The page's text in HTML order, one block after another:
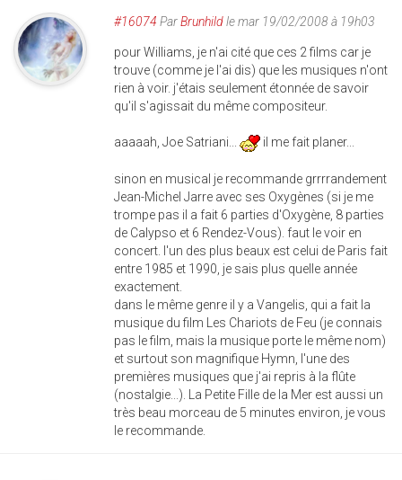
#16074 ParBrunhildle mar 19/02/2008 à 19h03
pour Williams, je n'ai cité que ces 2 films car je
trouve (comme je l'ai dis) que les musiques n'ont
rien à voir. j'étais seulement étonnée de savoir
qu'il s'agissait du même compositeur.
aaaaah, Joe Satriani... il me fait planer...
sinon en musical je recommande grrrrandement
Jean-Michel Jarre avec ses Oxygènes (si je me
trompe pas il a fait 6 parties d'Oxygène, 8 parties
de Calypso et 6 Rendez-Vous). faut le voir en
concert. l'un des plus beaux est celui de Paris fait
entre 1985 et 1990, je sais plus quelle année
exactement.
dans le même genre il y a Vangelis, qui a fait la
musique du film Les Chariots de Feu (je connais
pas le film, mais la musique porte le même nom)
et surtout son magnifique Hymn, l'une des
premières musiques que j'ai repris à la flûte
(nostalgie...). La Petite Fille de la Mer est aussi un
très beau morceau de 5 minutes environ, je vous
le recommande.